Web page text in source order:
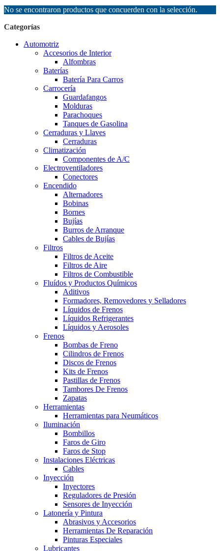
No se encontraron productos que concuerden con la selección.
Categorías
Automotriz
Accesorios de Interior
Alfombras
Baterías
Batería Para Carros
Carrocería
Guardafangos
Molduras
Parachoques
Tanques de Gasolina
Cerraduras y Llaves
Cerraduras
Climatización
Componentes de A/C
Electroventiladores
Conectores
Encendido
Alternadores
Bobinas
Bornes
Bujías
Burros de Arranque
Cables de Bujías
Filtros
Filtros de Aceite
Filtros de Aire
Filtros de Combustible
Fluídos y Productos Químicos
Aditivos
Formadores, Removedores y Selladores
Líquidos de Frenos
Líquidos Refrigerantes
Líquidos y Aerosoles
Frenos
Bombas de Freno
Cilindros de Frenos
Discos de Frenos
Kits de Frenos
Pastillas de Frenos
Tambores De Frenos
Zapatas
Herramientas
Herramientas para Neumáticos
Iluminación
Bombillos
Faros de Giro
Faros de Stop
Instalaciones Eléctricas
Cables
Inyección
Inyectores
Reguladores de Presión
Sensores de Inyección
Latonería y Pintura
Abrasivos y Accesorios
Herramientas De Reparación
Pinturas Especiales
Lubricantes